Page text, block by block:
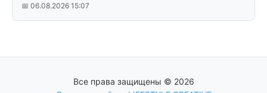
📅 06.08.2026 15:07
Все права защищены © 2026